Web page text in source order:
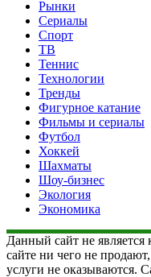
Рынки
Сериалы
Спорт
ТВ
Теннис
Технологии
Тренды
Фигурное катание
Фильмы и сериалы
Футбол
Хоккей
Шахматы
Шоу-бизнес
Экология
Экономика
Данный сайт не
сайте ни чего не
услуги не оказываются.